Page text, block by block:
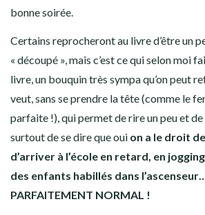
bonne soirée.
Certains reprocheront au livre d’être un
« découpé », mais c’est ce qui selon moi
livre, un bouquin très sympa qu’on peut
veut, sans se prendre la tête (comme le
parfaite !), qui permet de rire un peu et
surtout de se dire que oui on a le droit
d’arriver à l’école en retard, en
des enfants habillés dans
PARFAITEMENT NORMAL !